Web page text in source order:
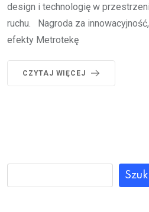
design i technologię w
ruchu. Nagroda za
efekty Metrotekę
CZYTAJ WIĘCEJ